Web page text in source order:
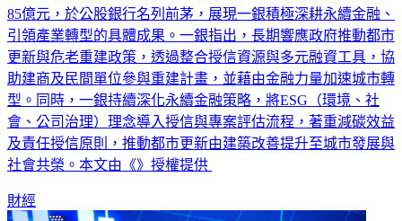
85億元，於公股銀行名列前茅，展現一銀積極深耕永續金融、
引領產業轉型的具體成果。一銀指出，長期響應政府推動都市
更新與危老重建政策，透過整合授信資源與多元融資工具，協
助建商及民間單位參與重建計畫，並藉由金融力量加速城市轉
型。同時，一銀持續深化永續金融策略，將ESG（環境、社
會、公司治理）理念導入授信與專案評估流程，著重減碳效益
及責任授信原則，推動都市更新由建築改善提升至城市發展與
社會共榮。本文由《》授權提供
財經